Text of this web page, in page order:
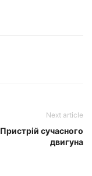
Next article
Пристрій сучасного
двигуна